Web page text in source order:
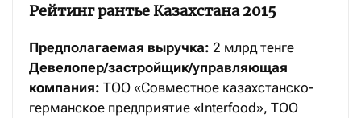
Рейтинг рантье Казахстана 2015
Предполагаемая выручка: 2 млрд тенге
Девелопер/застройщик/управляющая
компания: ТОО «Совместное казахстанско-
германское предприятие «Interfood», ТОО